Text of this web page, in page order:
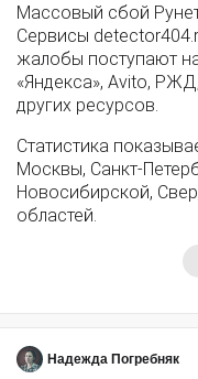
Массовый сбой
Сервисы
жалобы поступают
«Яндекса», Avito,
других ресурсов.
Статистика
Москвы, Санкт-
Новосибирской,
областей.
Надежда Погребняк